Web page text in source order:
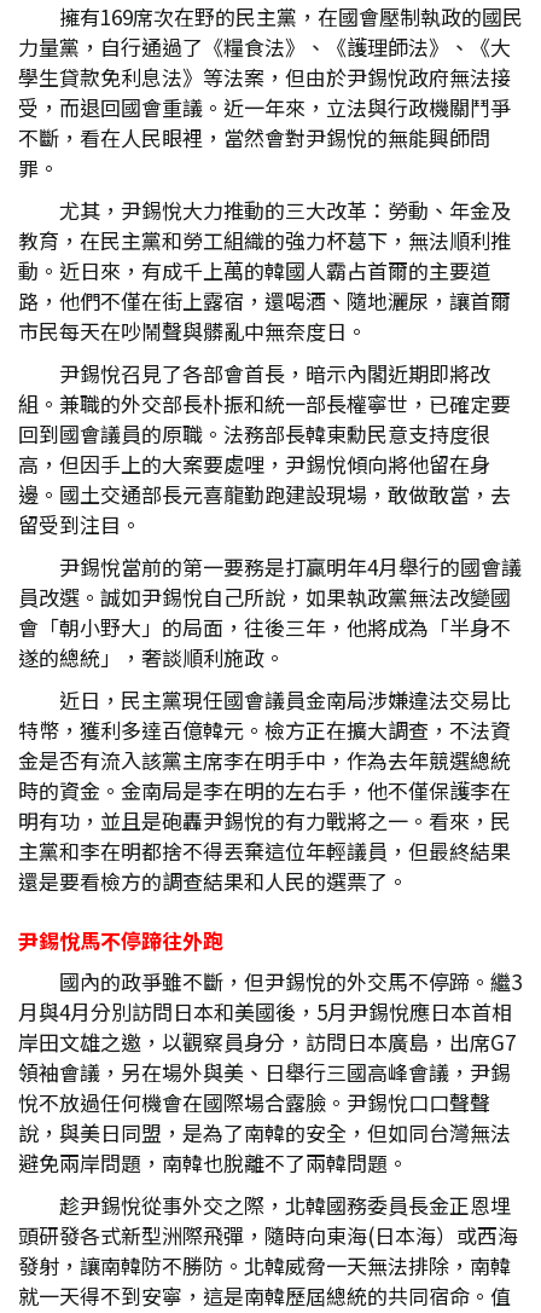
擁有169席次在野的民主黨，在國會壓制執政的國民
力量黨，自行通過了《糧食法》、《護理師法》、《大
學生貸款免利息法》等法案，但由於尹錫悅政府無法接
受，而退回國會重議。近一年來，立法與行政機關鬥爭
不斷，看在人民眼裡，當然會對尹錫悅的無能興師問
罪。
尤其，尹錫悅大力推動的三大改革：勞動、年金及
教育，在民主黨和勞工組織的強力杯葛下，無法順利推
動。近日來，有成千上萬的韓國人霸占首爾的主要道
路，他們不僅在街上露宿，還喝酒、隨地灑尿，讓首爾
市民每天在吵鬧聲與髒亂中無奈度日。
尹錫悅召見了各部會首長，暗示內閣近期即將改
組。兼職的外交部長朴振和統一部長權寧世，已確定要
回到國會議員的原職。法務部長韓東勳民意支持度很
高，但因手上的大案要處哩，尹錫悅傾向將他留在身
邊。國土交通部長元喜龍勤跑建設現場，敢做敢當，去
留受到注目。
尹錫悅當前的第一要務是打贏明年4月舉行的國會議
員改選。誠如尹錫悅自己所說，如果執政黨無法改變國
會「朝小野大」的局面，往後三年，他將成為「半身不
遂的總統」，奢談順利施政。
近日，民主黨現任國會議員金南局涉嫌違法交易比
特幣，獲利多達百億韓元。檢方正在擴大調查，不法資
金是否有流入該黨主席李在明手中，作為去年競選總統
時的資金。金南局是李在明的左右手，他不僅保護李在
明有功，並且是砲轟尹錫悅的有力戰將之一。看來，民
主黨和李在明都捨不得丟棄這位年輕議員，但最終結果
還是要看檢方的調查結果和人民的選票了。
尹錫悅馬不停蹄往外跑
國內的政爭雖不斷，但尹錫悅的外交馬不停蹄。繼3
月與4月分別訪問日本和美國後，5月尹錫悅應日本首相
岸田文雄之邀，以觀察員身分，訪問日本廣島，出席G7
領袖會議，另在場外與美、日舉行三國高峰會議，尹錫
悅不放過任何機會在國際場合露臉。尹錫悅口口聲聲
說，與美日同盟，是為了南韓的安全，但如同台灣無法
避免兩岸問題，南韓也脫離不了兩韓問題。
趁尹錫悅從事外交之際，北韓國務委員長金正恩埋
頭研發各式新型洲際飛彈，隨時向東海(日本海）或西海
發射，讓南韓防不勝防。北韓威脅一天無法排除，南韓
就一天得不到安寧，這是南韓歷屆總統的共同宿命。值